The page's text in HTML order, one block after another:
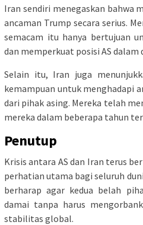
Iran sendiri menegaskan bahwa
ancaman Trump secara serius.
semacam itu hanya bertujuan
dan memperkuat posisi AS
Selain itu, Iran juga
kemampuan untuk menghadapi
dari pihak asing. Mereka telah
mereka dalam beberapa tahun
Penutup
Krisis antara AS dan Iran terus
perhatian utama bagi seluruh
berharap agar kedua belah
damai tanpa harus
stabilitas global.